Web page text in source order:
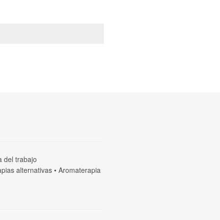
del trabajo
alternativas • Aromaterapia